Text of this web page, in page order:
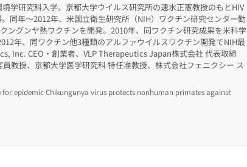
学研究科入学。京都大学ウイルス研究所の速水正憲教授のもとHIV
同年～2012年、米国立衛生研究所（NIH）ワクチン研究センター勤
ングンヤ熱ワクチンを開発。2010年、同ワクチン研究成果を米科学
年、同ワクチン他3種類のアルファウイルスワクチン開発でNIH最
Inc. CEO・創業者、VLP Therapeutics Japan株式会社 代表取締
教授、京都大学医学研究科 特任准教授、株式会社フェニクシー ス
epidemic Chikungunya virus protects nonhuman primates against